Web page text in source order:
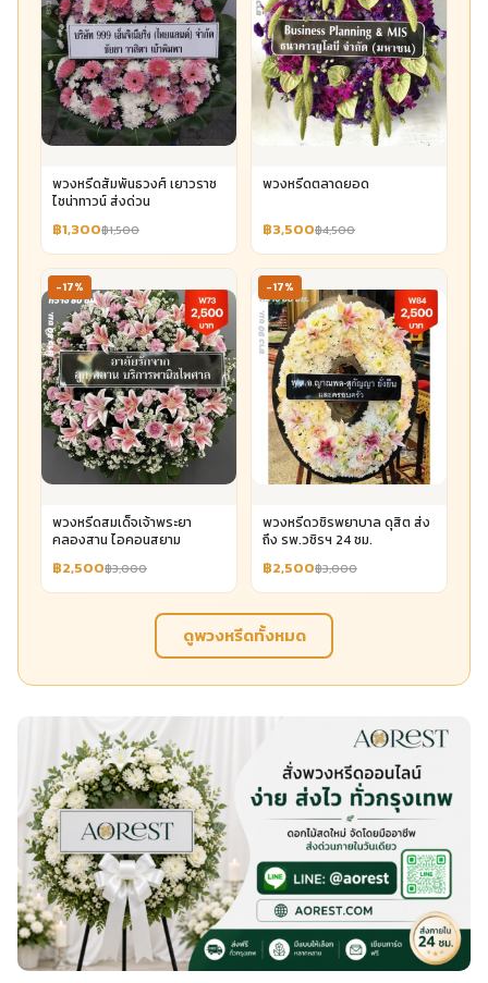
พวงหรีดสัมพันธวงศ์ เยาวราช
ไชน่าทาวน์ ส่งด่วน
฿1,300฿1,500
พวงหรีดตลาดยอด
฿3,500฿4,500
-17%
พวงหรีดสมเด็จเจ้าพระยา
คลองสาน ไอคอนสยาม
฿2,500฿3,000
-17%
พวงหรีดวชิรพยาบาล ดุสิต ส่ง
ถึง รพ.วชิรฯ 24 ชม.
฿2,500฿3,000
ดูพวงหรีดทั้งหมด